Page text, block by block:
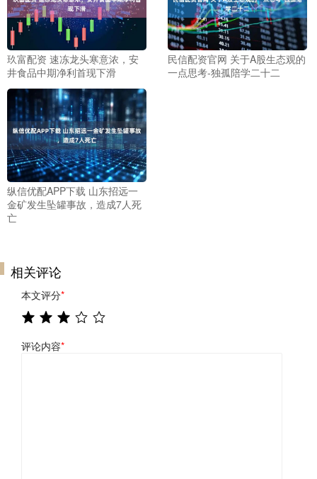
玖富配资 速冻龙头寒意浓，安
井食品中期净利首现下滑
民信配资官网 关于A股生态观的
一点思考-独孤陪学二十二
纵信优配APP下载 山东招远一
金矿发生坠罐事故，造成7人死
亡
相关评论
本文评分*
评论内容*